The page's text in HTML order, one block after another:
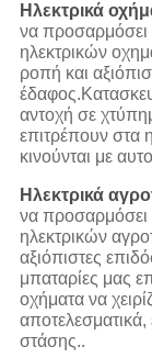
Ηλεκτρικά
να προσαρμόσει
ηλεκτρικών
ροπή και
αντοχή σε
επιτρέπουν στα
κινούνται με
Ηλεκτρικά
να προσαρμόσει
ηλεκτρικών
αξιόπιστες
μπαταρίες μας
οχήματα να
στάσης..